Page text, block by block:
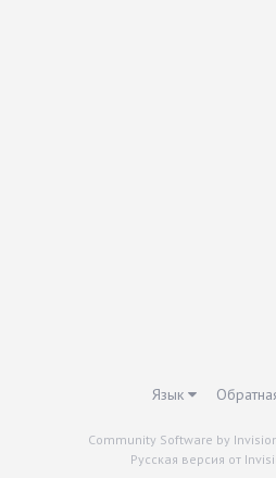
Язык
Community Software by
Русская версия от